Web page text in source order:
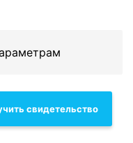
свидетельство